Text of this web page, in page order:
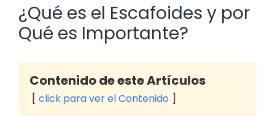
¿Qué es el Escafoides y por
Qué es Importante?
Contenido de este Artículos
click para ver el Contenido